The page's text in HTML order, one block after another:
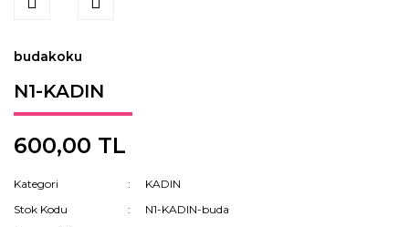
budakoku
N1-KADIN
600,00 TL
Kategori
KADIN
Stok Kodu
N1-KADIN-buda